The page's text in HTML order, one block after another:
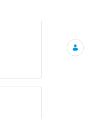
Ricerca